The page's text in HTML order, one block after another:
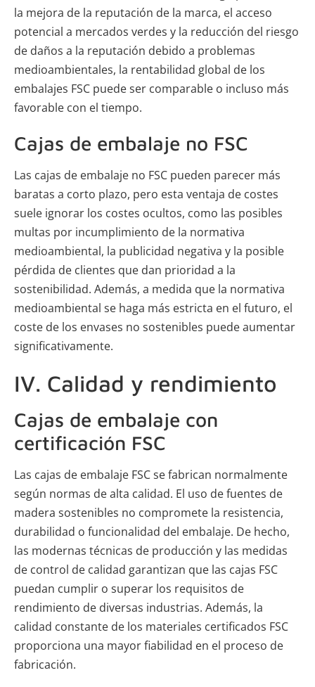
la mejora de la reputación de la marca, el acceso
potencial a mercados verdes y la reducción del riesgo
de daños a la reputación debido a problemas
medioambientales, la rentabilidad global de los
embalajes FSC puede ser comparable o incluso más
favorable con el tiempo.
Cajas de embalaje no FSC
Las cajas de embalaje no FSC pueden parecer más
baratas a corto plazo, pero esta ventaja de costes
suele ignorar los costes ocultos, como las posibles
multas por incumplimiento de la normativa
medioambiental, la publicidad negativa y la posible
pérdida de clientes que dan prioridad a la
sostenibilidad. Además, a medida que la normativa
medioambiental se haga más estricta en el futuro, el
coste de los envases no sostenibles puede aumentar
significativamente.
IV. Calidad y rendimiento
Cajas de embalaje con
certificación FSC
Las cajas de embalaje FSC se fabrican normalmente
según normas de alta calidad. El uso de fuentes de
madera sostenibles no compromete la resistencia,
durabilidad o funcionalidad del embalaje. De hecho,
las modernas técnicas de producción y las medidas
de control de calidad garantizan que las cajas FSC
puedan cumplir o superar los requisitos de
rendimiento de diversas industrias. Además, la
calidad constante de los materiales certificados FSC
proporciona una mayor fiabilidad en el proceso de
fabricación.